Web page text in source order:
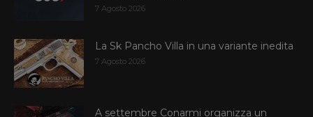
7 Agosto 2026
La Sk Pancho Villa in una variante inedita
7 Agosto 2026
A settembre Conarmi organizza un